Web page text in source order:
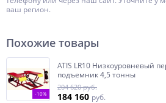
ваш регион.
Похожие товары
-10%
ATIS LR10 Низкоуровневый
подъемник 4,5 тонны
204 620 руб.
184 160 руб.